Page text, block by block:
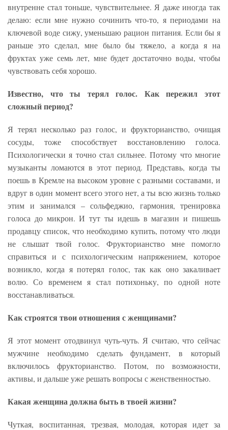
внутренне стал тоньше, чувствительнее. Я даже иногда так
делаю: если мне нужно сочинить что-то, я периодами на
ключевой воде сижу, уменьшаю рацион питания. Если бы я
раньше это сделал, мне было бы тяжело, а когда я на
фруктах уже семь лет, мне будет достаточно воды, чтобы
чувствовать себя хорошо.
Известно, что ты терял голос. Как пережил этот
сложный период?
Я терял несколько раз голос, и фрукторианство, очищая
сосуды, тоже способствует восстановлению голоса.
Психологически я точно стал сильнее. Потому что многие
музыканты ломаются в этот период. Представь, когда ты
поешь в Кремле на высоком уровне с разными составами, и
вдруг в один момент всего этого нет, а ты всю жизнь только
этим и занимался – сольфеджио, гармония, тренировка
голоса до микрон. И тут ты идешь в магазин и пишешь
продавцу список, что необходимо купить, потому что люди
не слышат твой голос. Фрукторианство мне помогло
справиться и с психологическим напряжением, которое
возникло, когда я потерял голос, так как оно закаливает
волю. Со временем я стал потихоньку, по одной ноте
восстанавливаться.
Как строятся твои отношения с женщинами?
Я этот момент отодвинул чуть-чуть. Я считаю, что сейчас
мужчине необходимо сделать фундамент, в который
включилось фрукторианство. Потом, по возможности,
активы, и дальше уже решать вопросы с женственностью.
Какая женщина должна быть в твоей жизни?
Чуткая, воспитанная, трезвая, молодая, которая идет за